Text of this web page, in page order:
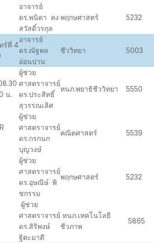
อาจารย์
ดร.พนิดา คง
สวัสดิ์วรกุล
พฤกษศาสตร์ 5232
ร์ที่ 4
อาจารย์
ดร.ณัฐพล
อ่อนปาน
ชีววิทยา 5003
น.
ผู้ช่วย
ศาสตราจารย์
ดร.ประสิทธิ์
สุวรรณเลิศ
หนภ.พยาธิชีววิทยา 5550
ผู้ช่วย
ศาสตราจารย์
ดร.กรกนก
บุญวงษ์
คณิตศาสตร์ 5539
ผู้ช่วย
ศาสตราจารย์
ดร.อุษณีษ์ พิ
ชกรรม
พฤกษศาสตร์ 5232
ผู้ช่วย
ศาสตราจารย์
ดร.สิริพงษ์
ฐิตะมาดี
หนภ.เทคโนโลยี
ชีวภาพ
5865